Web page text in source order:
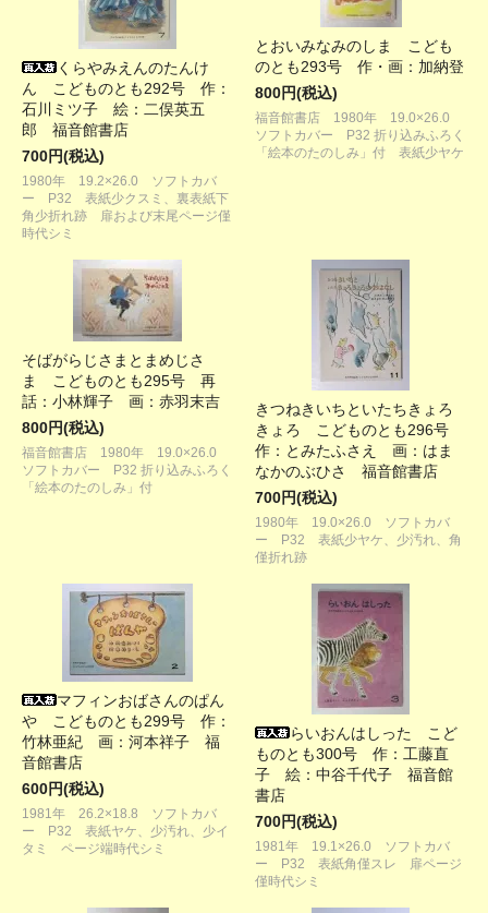
くらやみえんのたんけ
ん こどものとも292号 作：
石川ミツ子 絵：二俣英五
郎 福音館書店
700円(税込)
1980年 19.2×26.0 ソフトカバ
ー P32 表紙少クスミ、裏表紙下
角少折れ跡 扉および末尾ページ僅
時代シミ
とおいみなみのしま こども
のとも293号 作・画：加納登
800円(税込)
福音館書店 1980年 19.0×26.0
ソフトカバー P32 折り込みふろく
「絵本のたのしみ」付 表紙少ヤケ
そばがらじさまとまめじさ
ま こどものとも295号 再
話：小林輝子 画：赤羽末吉
800円(税込)
福音館書店 1980年 19.0×26.0
ソフトカバー P32 折り込みふろく
「絵本のたのしみ」付
きつねきいちといたちきょろ
きょろ こどものとも296号
作：とみたふさえ 画：はま
なかのぶひさ 福音館書店
700円(税込)
1980年 19.0×26.0 ソフトカバ
ー P32 表紙少ヤケ、少汚れ、角
僅折れ跡
マフィンおばさんのぱん
や こどものとも299号 作：
竹林亜紀 画：河本祥子 福
音館書店
600円(税込)
1981年 26.2×18.8 ソフトカバ
ー P32 表紙ヤケ、少汚れ、少イ
タミ ページ端時代シミ
らいおんはしった こど
ものとも300号 作：工藤直
子 絵：中谷千代子 福音館
書店
700円(税込)
1981年 19.1×26.0 ソフトカバ
ー P32 表紙角僅スレ 扉ページ
僅時代シミ